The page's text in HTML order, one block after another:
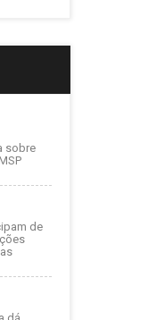
sobre
de